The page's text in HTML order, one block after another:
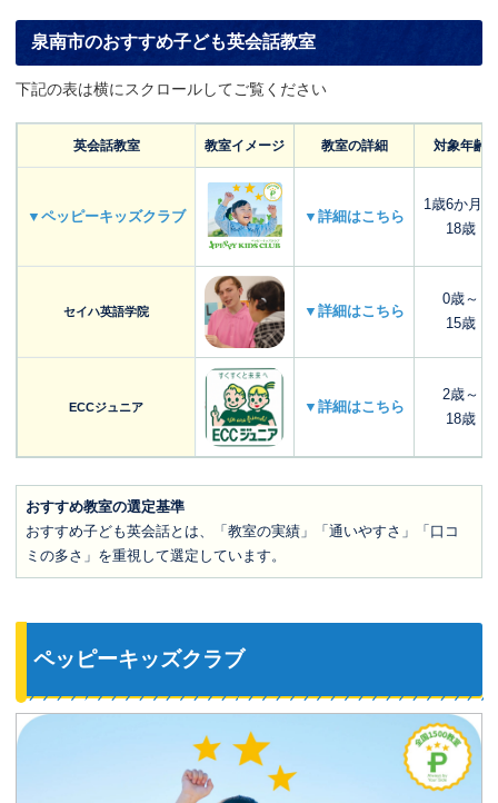
泉南市のおすすめ子ども英会話教室
下記の表は横にスクロールしてご覧ください
英会話教室 教室イメージ 教室の詳細 対象年齢
▼ペッピーキッズクラブ ▼詳細はこちら
1歳6か月～
18歳
セイハ英語学院 ▼詳細はこちら
0歳～
15歳
ECCジュニア ▼詳細はこちら
2歳～
18歳
おすすめ教室の選定基準
おすすめ子ども英会話とは、「教室の実績」「通いやすさ」「口コ
ミの多さ」を重視して選定しています。
ペッピーキッズクラブ